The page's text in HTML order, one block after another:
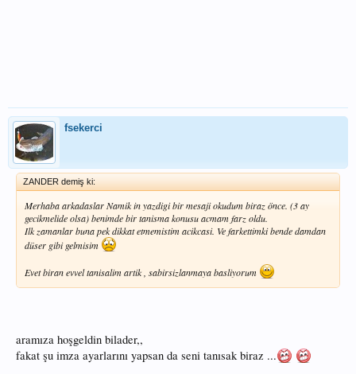
fsekerci
ZANDER demiş ki:
Merhaba arkadaslar Namik in yazdigi bir mesaji okudum biraz önce. (3 ay
gecikmelide olsa) benimde bir tanisma konusu acmam farz oldu.
Ilk zamanlar buna pek dikkat etmemistim acikcasi. Ve farkettimki bende damdan
düser gibi gelmisim
Evet biran evvel tanisalim artik , sabirsizlanmaya basliyorum
aramıza hoşgeldin bilader,,
fakat şu imza ayarlarını yapsan da seni tanısak biraz ...